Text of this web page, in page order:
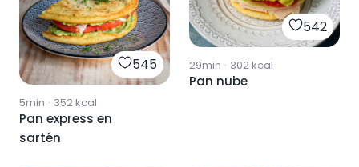
545
5min · 352kcal
Pan express en
sartén
542
29min · 302kcal
Pan nube